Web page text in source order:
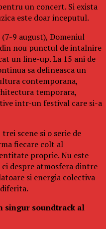
un concert. Si exista
este doar inceputul.
9 august), Domeniul
nou punctul de intalnire
un line-up. La 15 ani de
sa defineasca un
contemporana,
temporara,
intr-un festival care si-a
scene si o serie de
fiecare colt al
proprie. Nu este
ci despre atmosfera dintre
si energia colectiva
singur soundtrack al